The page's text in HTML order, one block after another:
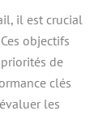
il est crucial
objectifs
de
clés
les